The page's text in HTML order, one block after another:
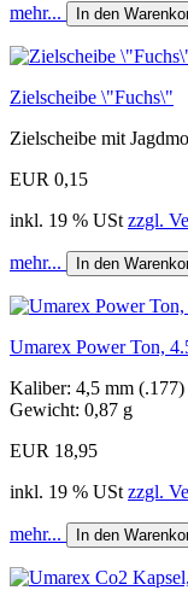
mehr... In den
Zielscheibe \"Fuchs\"
Zielscheibe mit
EUR 0,15
inkl. 19 % USt zzgl.
mehr... In den
Umarex Power Ton,
Kaliber: 4,5 mm
Gewicht: 0,87 g
EUR 18,95
inkl. 19 % USt zzgl.
mehr... In den